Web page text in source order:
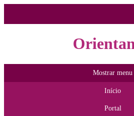
Mostrar menu
Início
Portal